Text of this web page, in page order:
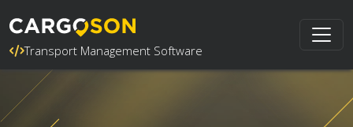
Transport Management Software